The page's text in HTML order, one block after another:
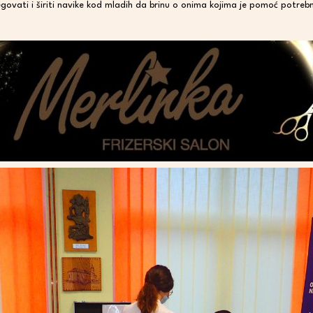
i širiti navike kod mladih da brinu o onima kojima je pomoć